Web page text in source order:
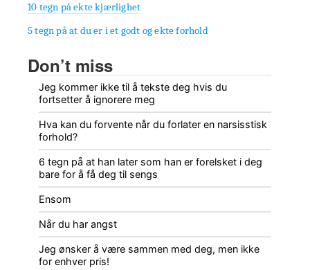
10 tegn på ekte kjærlighet
5 tegn på at du er i et godt og ekte forhold
Don’t miss
Jeg kommer ikke til å tekste deg hvis du
fortsetter å ignorere meg
Hva kan du forvente når du forlater en narsisstisk
forhold?
6 tegn på at han later som han er forelsket i deg
bare for å få deg til sengs
Ensom
Når du har angst
Jeg ønsker å være sammen med deg, men ikke
for enhver pris!